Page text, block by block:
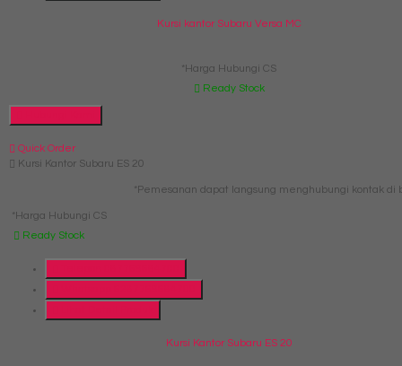
Kursi kantor Subaru Versa MC
*Harga Hubungi CS
Ready Stock
Quick Order
Kursi Kantor Subaru ES 20
*Pemesanan dapat langsung menghubungi kontak di
*Harga Hubungi CS
Ready Stock
Kursi Kantor Subaru ES 20